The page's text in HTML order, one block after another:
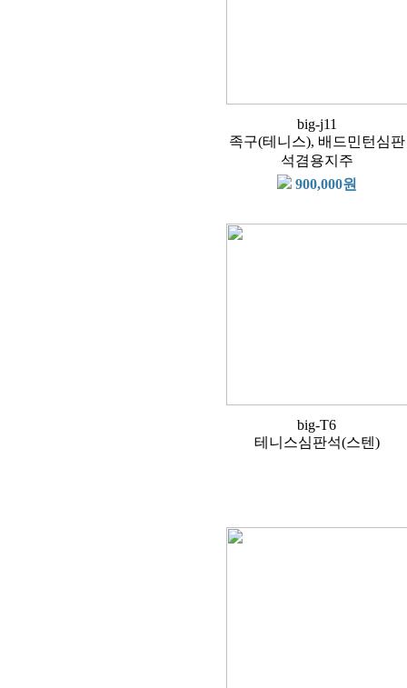
big-j11
족구(테니스), 배드민턴심판
석겸용지주
900,000원
big-T6
테니스심판석(스텐)